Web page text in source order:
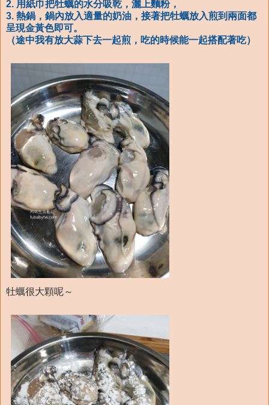
2. 用紙巾把牡蠣的水分吸乾，灑上麵粉，
3. 熱鍋，鍋內放入適量的奶油，接著把牡蠣放入煎到兩面都
呈現金黃色即可。
（途中我有放大蒜下去一起煎，吃的時候能一起搭配著吃）
牡蠣很大顆呢～